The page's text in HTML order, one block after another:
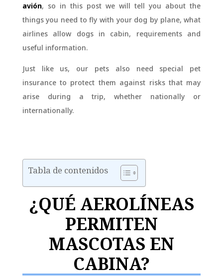
avión, so in this post we will tell you about the
things you need to fly with your dog by plane, what
airlines allow dogs in cabin, requirements and
useful information.
Just like us, our pets also need special pet
insurance to protect them against risks that may
arise during a trip, whether nationally or
internationally.
Tabla de contenidos
¿QUÉ AEROLÍNEAS
PERMITEN
MASCOTAS EN
CABINA?